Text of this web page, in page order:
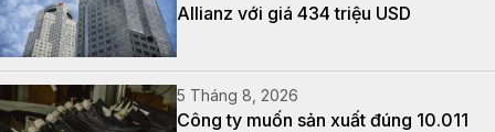
Allianz với giá 434 triệu USD
5 Tháng 8, 2026
Công ty muốn sản xuất đúng 10.011